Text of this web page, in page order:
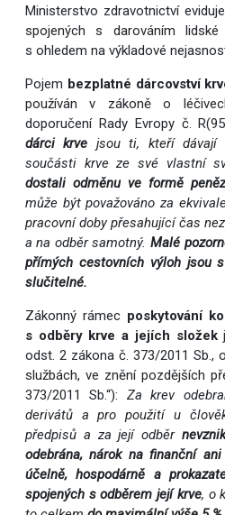
Ministerstvo zdravotnictví
spojených s darováním
s ohledem na výkladové
Pojem bezplatné dárcovství
používán v zákoně o
doporučení Rady Evropy č.
dárci krve jsou ti, kteří dávají
součásti krve ze své vlastní
dostali odměnu ve formě
může být považováno za
pracovní doby přesahující čas
a na odběr samotný. Malé
přímých cestovních výloh jsou
slučitelné.
Zákonný rámec poskytování
s odběry krve a jejích složek
odst. 2 zákona č. 373/2011 Sb.,
službách, ve znění pozdějších
373/2011 Sb.“): Za krev
derivátů a pro použití u
předpisů a za její odběr
odebrána, nárok na finanční
účelně, hospodárně a
spojených s odběrem její krve, o